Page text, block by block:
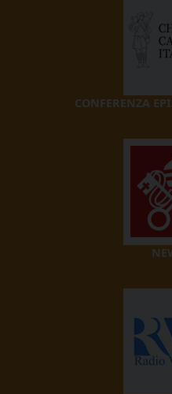
CONFERENZA